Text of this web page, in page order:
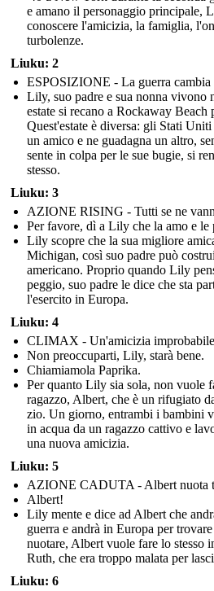
e amano il personaggio principale,
conoscere l'amicizia, la famiglia,
turbolenze.
Liuku: 2
ESPOSIZIONE - La guerra cambia
Lily, suo padre e sua nonna vivono
estate si recano a Rockaway
Quest'estate è diversa: gli Stati
un amico e ne guadagna un altro,
sente in colpa per le sue bugie, si
stesso.
Liuku: 3
AZIONE RISING - Tutti se ne
Per favore, dì a Lily che la amo e le
Lily scopre che la sua migliore
Michigan, così suo padre può
americano. Proprio quando Lily
peggio, suo padre le dice che sta
l'esercito in Europa.
Liuku: 4
CLIMAX - Un'amicizia improbabile
Non preoccuparti, Lily, starà bene.
Chiamiamola Paprika.
Per quanto Lily sia sola, non vuole
ragazzo, Albert, che è un rifugiato
zio. Un giorno, entrambi i bambini
in acqua da un ragazzo cattivo e
una nuova amicizia.
Liuku: 5
AZIONE CADUTA - Albert nuota
Albert!
Lily mente e dice ad Albert che
guerra e andrà in Europa per
nuotare, Albert vuole fare lo stesso
Ruth, che era troppo malata per
Liuku: 6